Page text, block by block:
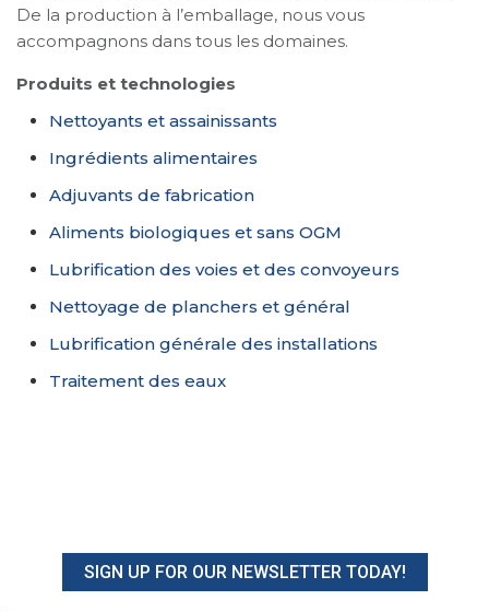
De la production à l’emballage, nous vous
accompagnons dans tous les domaines.
Produits et technologies
Nettoyants et assainissants
Ingrédients alimentaires
Adjuvants de fabrication
Aliments biologiques et sans OGM
Lubrification des voies et des convoyeurs
Nettoyage de planchers et général
Lubrification générale des installations
Traitement des eaux
SIGN UP FOR OUR NEWSLETTER TODAY!